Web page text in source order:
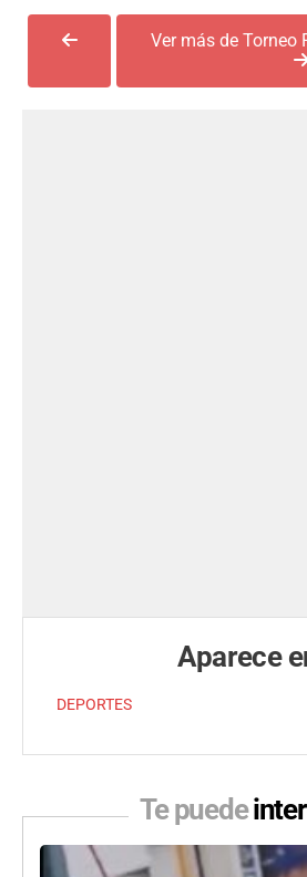
Ver más de Torneo
Aparece
DEPORTES
Te puede